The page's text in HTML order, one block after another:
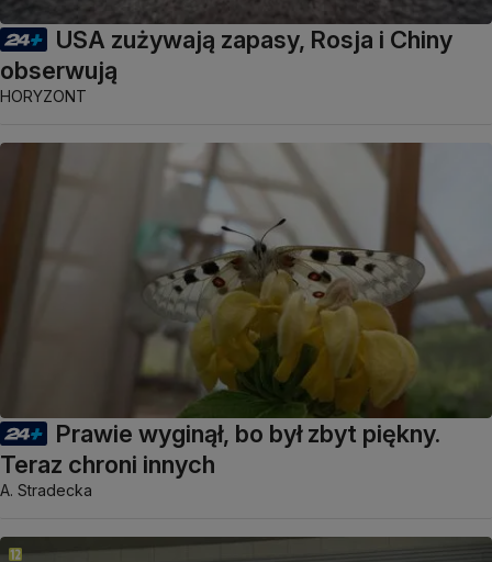
USA zużywają zapasy, Rosja i Chiny
obserwują
HORYZONT
Prawie wyginął, bo był zbyt piękny.
Teraz chroni innych
A. Stradecka